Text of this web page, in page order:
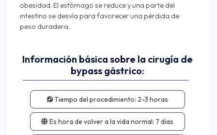
obesidad. El estómago se reduce y una parte del
intestino se desvía para favorecer una pérdida de
Información básica sobre la cirugía de
bypass gástrico:
Tiempo del procedimiento: 2-3 horas
Es hora de volver a la vida normal: 7 dias